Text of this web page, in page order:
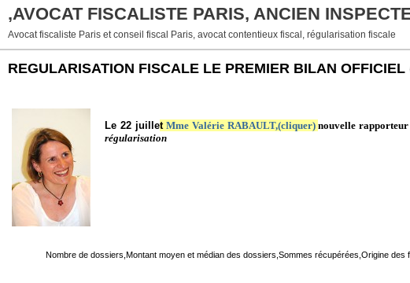
,AVOCAT FISCALISTE PARIS, ANCIEN
Avocat fiscaliste Paris et conseil fiscal Paris, avocat contentieux fiscal, régularisation fiscale
REGULARISATION FISCALE LE PREMIER BILAN OFFICIEL
Le 22 juilletMme Valérie RABAULT,(cliquer)nouvelle rapporteur
régularisation
Nombre de dossiers, Montant moyen et médian des dossiers, Sommes récupérées, Origine des